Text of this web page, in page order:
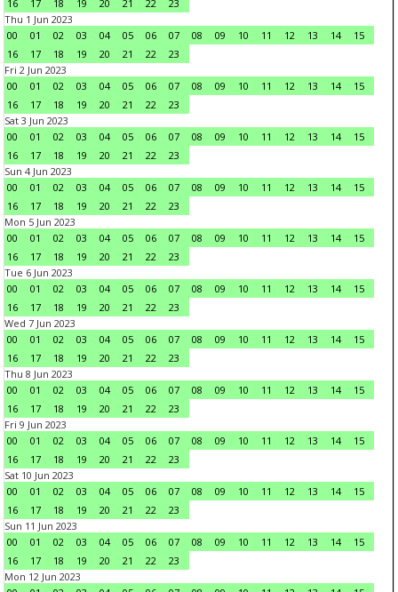
16
17 18 19 20 21 22
23
Thu 1 Jun 2023
00
01 02 03 04 05 06 07 08 09 10 11 12 13 14
15
16
17 18 19 20 21 22
23
Fri 2 Jun 2023
00
01 02 03 04 05 06 07 08 09 10 11 12 13 14
15
16
17 18 19 20 21 22
23
Sat 3 Jun 2023
00
01 02 03 04 05 06 07 08 09 10 11 12 13 14
15
16
17 18 19 20 21 22
23
Sun 4 Jun 2023
00
01 02 03 04 05 06 07 08 09 10 11 12 13 14
15
16
17 18 19 20 21 22
23
Mon 5 Jun 2023
00
01 02 03 04 05 06 07 08 09 10 11 12 13 14
15
16
17 18 19 20 21 22
23
Tue 6 Jun 2023
00
01 02 03 04 05 06 07 08 09 10 11 12 13 14
15
16
17 18 19 20 21 22
23
Wed 7 Jun 2023
00
01 02 03 04 05 06 07 08 09 10 11 12 13 14
15
16
17 18 19 20 21 22
23
Thu 8 Jun 2023
00
01 02 03 04 05 06 07 08 09 10 11 12 13 14
15
16
17 18 19 20 21 22
23
Fri 9 Jun 2023
00
01 02 03 04 05 06 07 08 09 10 11 12 13 14
15
16
17 18 19 20 21 22
23
Sat 10 Jun 2023
00
01 02 03 04 05 06 07 08 09 10 11 12 13 14
15
16
17 18 19 20 21 22
23
Sun 11 Jun 2023
00
01 02 03 04 05 06 07 08 09 10 11 12 13 14
15
16
17 18 19 20 21 22
23
Mon 12 Jun 2023